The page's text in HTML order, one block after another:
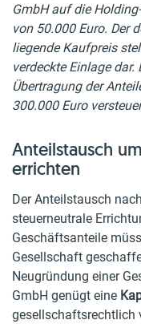
GmbH auf die
von 50.000 Euro. Der
liegende Kaufpreis
verdeckte Einlage
Übertragung der
300.000 Euro
Anteilstausch
errichten
Der Anteilstausch
steuerneutrale
Geschäftsanteile
Gesellschaft
Neugründung einer
GmbH genügt eine
gesellschaftsrechtlich